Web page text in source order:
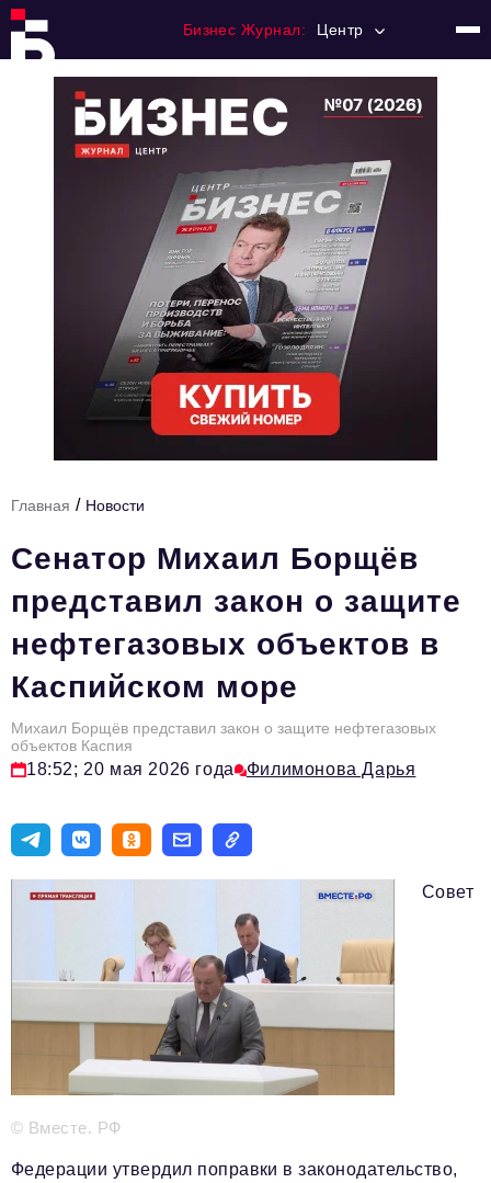
Бизнес Журнал: Центр
Регулирование
Премия "Тульский Бизнес"
История тульского предпринимательства
Тема номера
HR
Персона номера
Инфраструктура развития
Технологии и тренды
Туризм
Мероприятия
Авторские материалы
Телефон редакции:+7 495 727-01-67
Электронные почты редакции:
Информационный отдел
info@business-magazine.online
reklama@business-magazine.online
Отдел распространения/редакционная подписка
Главная / Новости
Сенатор Михаил Борщёв
представил закон о защите
нефтегазовых объектов в
Каспийском море
Михаил Борщёв представил закон о защите нефтегазовых
объектов Каспия
18:52; 20 мая 2026 года Филимонова Дарья
© Вместе. РФ
Совет
Федерации утвердил поправки в законодательство,